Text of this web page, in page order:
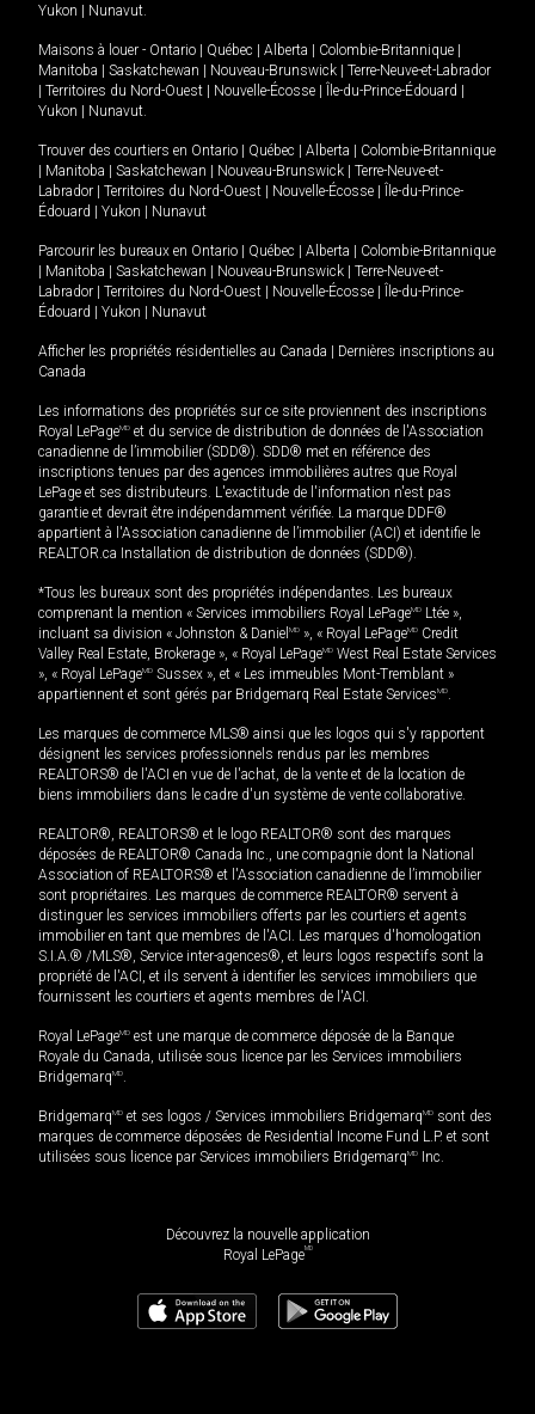
Yukon | Nunavut
Maisons à louer - Ontario | Québec | Alberta | Colombie-Britannique |
Manitoba | Saskatchewan | Nouveau-Brunswick | Terre-Neuve-et-Labrador
| Territoires du Nord-Ouest | Nouvelle-Écosse | Île-du-Prince-Édouard |
Yukon | Nunavut
Trouver des courtiers en Ontario | Québec | Alberta | Colombie-Britannique
| Manitoba | Saskatchewan | Nouveau-Brunswick | Terre-Neuve-et-
Labrador | Territoires du Nord-Ouest | Nouvelle-Écosse | Île-du-Prince-
Édouard | Yukon | Nunavut
Parcourir les bureaux en Ontario | Québec | Alberta | Colombie-Britannique
| Manitoba | Saskatchewan | Nouveau-Brunswick | Terre-Neuve-et-
Labrador | Territoires du Nord-Ouest | Nouvelle-Écosse | Île-du-Prince-
Édouard | Yukon | Nunavut
Afficher les propriétés résidentielles au Canada | Dernières inscriptions au
Canada
Les informations des propriétés sur ce site proviennent des inscriptions
Royal LePageMD et du service de distribution de données de l'Association
canadienne de l’immobilier (SDD®). SDD® met en référence des
inscriptions tenues par des agences immobilières autres que Royal
LePage et ses distributeurs. L'exactitude de l'information n'est pas
garantie et devrait être indépendamment vérifiée. La marque DDF®
appartient à l'Association canadienne de l’immobilier (ACI) et identifie le
REALTOR.ca Installation de distribution de données (SDD®).
*Tous les bureaux sont des propriétés indépendantes. Les bureaux
comprenant la mention « Services immobiliers Royal LePageMD Ltée »,
incluant sa division « Johnston & Daniel MD », « Royal LePageMD Credit
Valley Real Estate, Brokerage », « Royal LePageMD West Real Estate Services
», « Royal LePageMD Sussex », et « Les immeubles Mont-Tremblant »
appartiennent et sont gérés par Bridgemarq Real Estate ServicesMD
Les marques de commerce MLS® ainsi que les logos qui s'y rapportent
désignent les services professionnels rendus par les membres
REALTORS® de l'ACI en vue de l'achat, de la vente et de la location de
biens immobiliers dans le cadre d'un système de vente collaborative.
REALTOR®, REALTORS® et le logo REALTOR® sont des marques
déposées de REALTOR® Canada Inc., une compagnie dont la National
Association of REALTORS® et l'Association canadienne de l’immobilier
sont propriétaires. Les marques de commerce REALTOR® servent à
distinguer les services immobiliers offerts par les courtiers et agents
immobilier en tant que membres de l'ACI. Les marques d'homologation
S.I.A.® /MLS®, Service inter-agences®, et leurs logos respectifs sont la
propriété de l'ACI, et ils servent à identifier les services immobiliers que
fournissent les courtiers et agents membres de l'ACI.
Royal LePageMD est une marque de commerce déposée de la Banque
Royale du Canada, utilisée sous licence par les Services immobiliers
BridgemarqMD
BridgemarqMD et ses logos / Services immobiliers BridgemarqMD sont des
marques de commerce déposées de Residential Income Fund L.P. et sont
utilisées sous licence par Services immobiliers BridgemarqMD Inc.
Découvrez la nouvelle application
Royal LePageMD